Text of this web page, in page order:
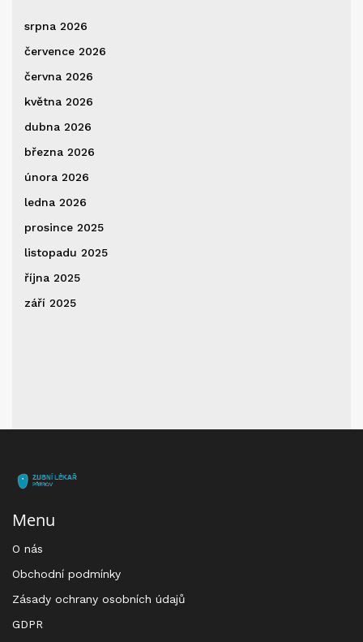
srpna 2026
července 2026
června 2026
května 2026
dubna 2026
března 2026
února 2026
ledna 2026
prosince 2025
listopadu 2025
října 2025
září 2025
Menu
O nás
Obchodní podmínky
Zásady ochrany osobních údajů
GDPR